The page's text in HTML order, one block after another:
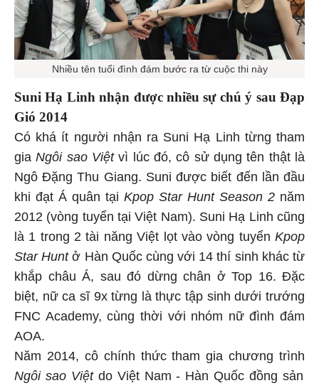
Nhiều tên tuổi đình đám bước ra từ cuộc thi này
Suni Hạ Linh nhận được nhiều sự chú ý sau Đạp
Gió 2014
Có khá ít người nhận ra Suni Hạ Linh từng tham
gia Ngôi sao Việtvì lúc đó, cô sử dụng tên thật là
Ngô Đặng Thu Giang. Suni được biết đến lần đầu
khi đạt Á quân tại Kpop Star Hunt Season 2 năm
2012 (vòng tuyển tại Việt Nam). Suni Hạ Linh cũng
là 1 trong 2 tài năng Việt lọt vào vòng tuyển Kpop
Star Huntở Hàn Quốc cùng với 14 thí sinh khác từ
khắp châu Á, sau đó dừng chân ở Top 16. Đặc
biệt, nữ ca sĩ 9x từng là thực tập sinh dưới trướng
FNC Academy, cùng thời với nhóm nữ đình đám
AOA.
Năm 2014, cô chính thức tham gia chương trình
Ngôi sao Việtdo Việt Nam - Hàn Quốc đồng sản